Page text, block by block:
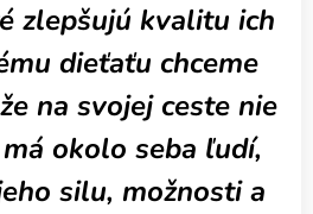
zlepšujú kvalitu ich
dieťaťu chceme
na svojej ceste nie
okolo seba ľudí,
silu, možnosti a